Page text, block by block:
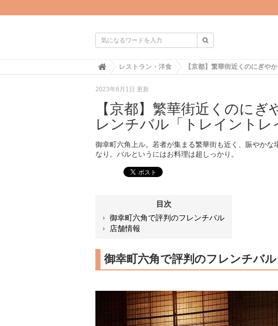
H
e
レストラン・洋食
2023年8月1日 更新
【京都】繁華街近くのに
レンチバル「トレイントレ
御幸町六角上ル。若者が集まる繁華街も近く、賑やかな
なり。バルというにはお料理は超しっかり。
目次
御幸町六角で評判のフレンチバル
店舗情報
御幸町六角で評判のフレンチバル